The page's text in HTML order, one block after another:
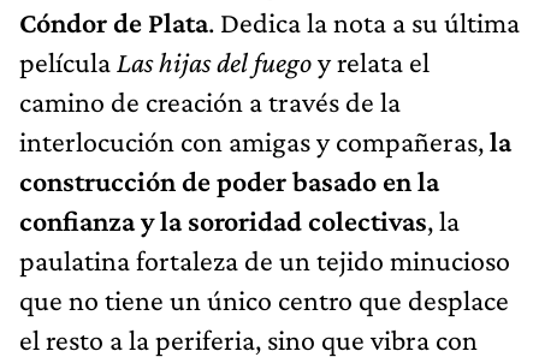
Cóndor de Plata. Dedica la nota a su última
película Las hijas del fuegoy relata el
camino de creación a través de la
interlocución con amigas y compañeras,la
construcción de poder basado en la
confianza y la sororidad colectivas, la
paulatina fortaleza de un tejido minucioso
que no tiene un único centro que desplace
el resto a la periferia, sino que vibra con